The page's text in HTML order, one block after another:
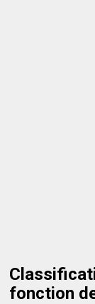
fonction